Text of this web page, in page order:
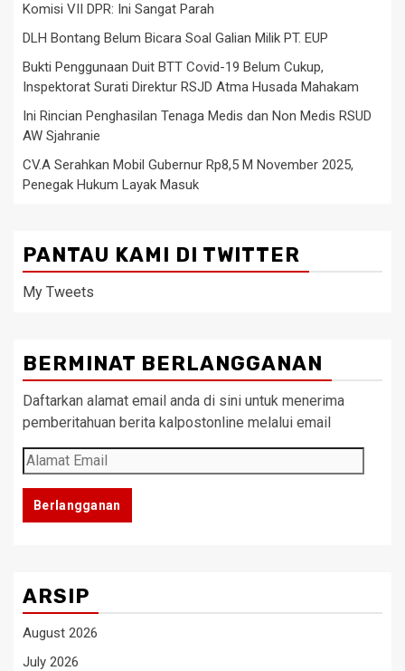
Komisi VII DPR: Ini Sangat Parah
DLH Bontang Belum Bicara Soal Galian Milik PT. EUP
Bukti Penggunaan Duit BTT Covid-19 Belum Cukup,
Inspektorat Surati Direktur RSJD Atma Husada Mahakam
Ini Rincian Penghasilan Tenaga Medis dan Non Medis RSUD
AW Sjahranie
CV.A Serahkan Mobil Gubernur Rp8,5 M November 2025,
Penegak Hukum Layak Masuk
PANTAU KAMI DI TWITTER
My Tweets
BERMINAT BERLANGGANAN
Daftarkan alamat email anda di sini untuk menerima
pemberitahuan berita kalpostonline melalui email
Alamat
Email
Berlangganan
ARSIP
August 2026
July 2026